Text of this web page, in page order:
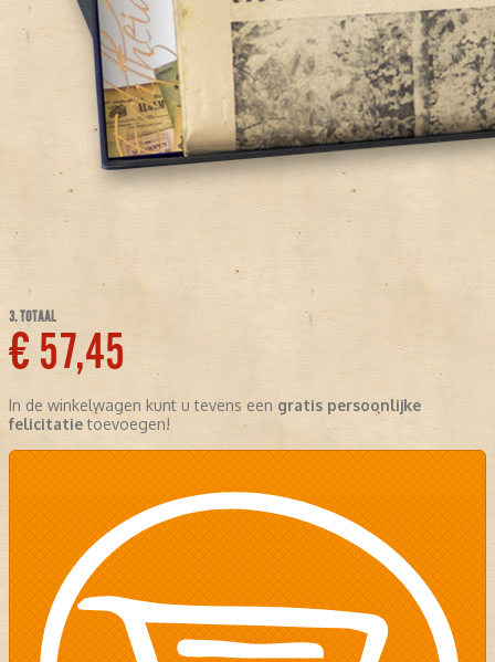
3. TOTAAL
€ 57,45
In de winkelwagen kunt u tevens een gratis persoonlijke
felicitatietoevoegen!